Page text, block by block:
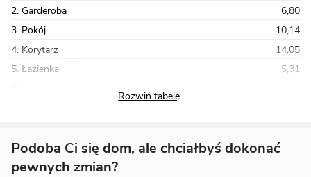
2. Garderoba
6,80
3. Pokój
10,14
4. Korytarz
14,05
5. Łazienka
5,31
Podoba Ci się dom, ale chciałbyś dokonać
pewnych zmian?